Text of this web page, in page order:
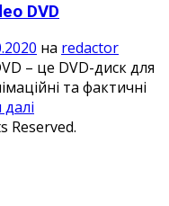
DVD
на redactor
– це DVD-диск для
та фактичні
Reserved.